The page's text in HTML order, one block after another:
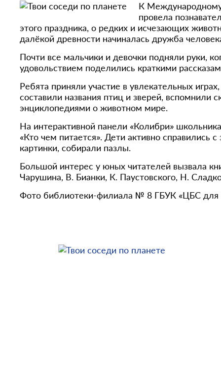
К
провела
этого праздника, о редких и исчезающих
далёкой древности начиналась дружба
Почти все мальчики и девочки подняли руки,
удовольствием поделились краткими
Ребята приняли участие в увлекательных
составили названия птиц и зверей, вспомнили
энциклопедиями о животном мире.
На интерактивной панели «Колибри»
«Кто чем питается». Дети активно справились
картинки, собирали пазлы.
Большой интерес у юных читателей вызвала
Чарушина, В. Бианки, К. Паустовского, Н.
Фото библиотеки-филиала № 8 ГБУК «ЦБС для